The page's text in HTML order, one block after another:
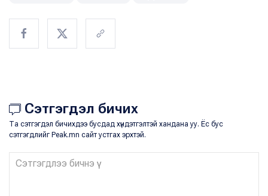
Сэтгэгдэл бичих
Та сэтгэгдэл бичихдээ бусдад хүндэтгэлтэй хандана уу. Ёс бус
сэтгэгдлийг Peak.mn сайт устгах эрхтэй.